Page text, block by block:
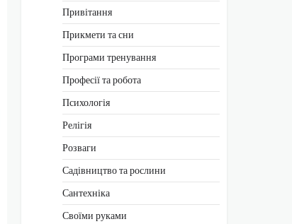
Привітання
Прикмети та сни
Програми тренування
Професії та робота
Психологія
Релігія
Розваги
Садівництво та рослини
Сантехніка
Своїми руками